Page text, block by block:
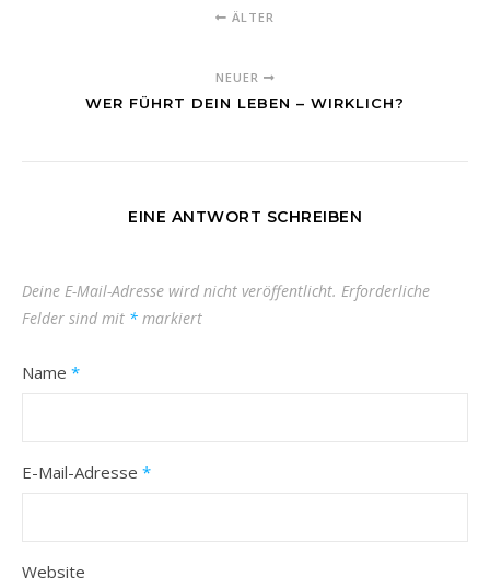
ÄLTER
NEUER
WER FÜHRT DEIN LEBEN – WIRKLICH?
EINE ANTWORT SCHREIBEN
Deine E-Mail-Adresse wird nicht veröffentlicht. Erforderliche
Felder sind mit * markiert
Name *
E-Mail-Adresse *
Website